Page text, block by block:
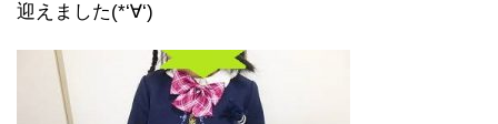
迎えました(*‘∀‘)